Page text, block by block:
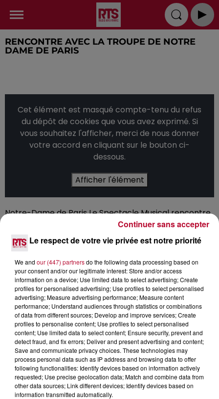
RENCONTRE AVEC LA TROUPE DE NOTRE
DAME DE PARIS
Cet élément est masqué compte-tenu du refus
du dépôt de cookies que vous avez exprimé. Si
vous souhaitez l'afficher, merci de nous donner
votre accord en cliquant sur le bouton ci-
dessous.
Afficher l'élément
Notre-Dame de Paris Le Spectacle Musical rencontre
avec l'équipe Angelo Del Vecchio, Martin Giroux,
Richard Charest - Musique et Daniel Lavoie.
Le respect de votre vie privée est notre priorité
We and our (447) partnersdo the following data processing based on
your consent and/or our legitimate interest: Store and/or access
information on a device; Use limited data to select advertising; Create
profiles for personalised advertising; Use profiles to select personalised
advertising; Measure advertising performance; Measure content
performance; Understand audiences through statistics or combinations
of data from different sources; Develop and improve services; Create
profiles to personalise content; Use profiles to select personalised
content; Use limited data to select content; Ensure security, prevent and
detect fraud, and fix errors; Deliver and present advertising and content;
Save and communicate privacy choices. These technologies may
process personal data such as IP address and browsing data to offer
following functionalities: Identify devices based on information actively
requested; Use precise geolocation data; Match and combine data from
other data sources; Link different devices; Identify devices based on
information transmitted automatically.
Continuer sans accepter